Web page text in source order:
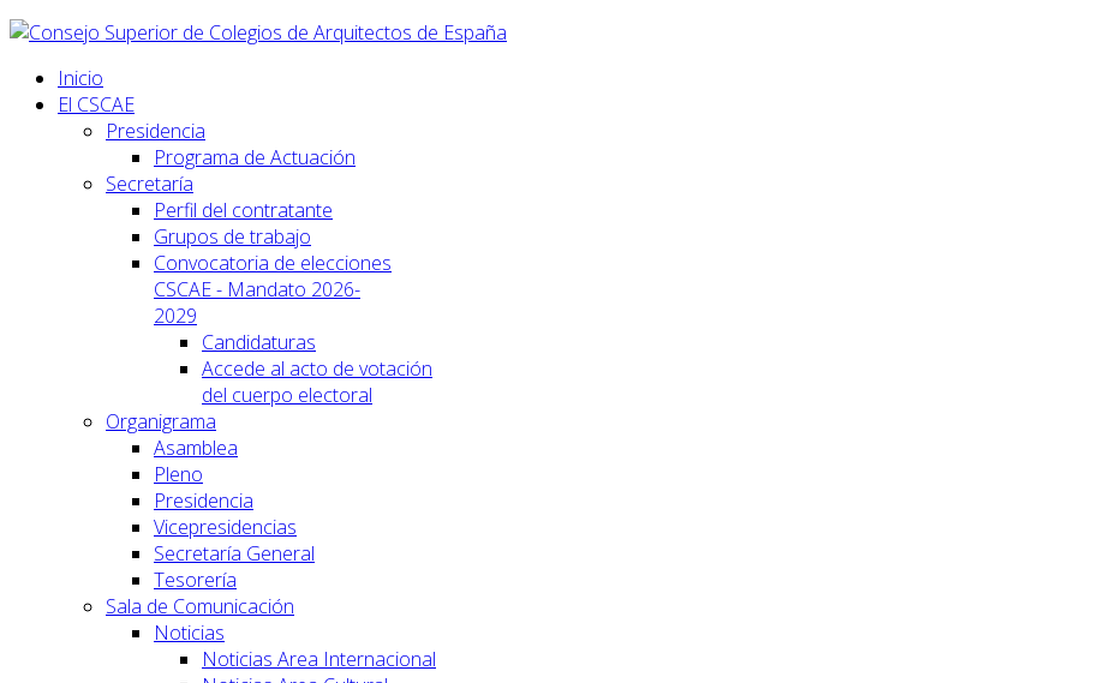
Inicio
El CSCAE
Presidencia
Programa de Actuación
Secretaría
Perfil del contratante
Grupos de trabajo
Convocatoria de elecciones
CSCAE - Mandato 2026-
2029
Candidaturas
Accede al acto de votación
del cuerpo electoral
Organigrama
Asamblea
Pleno
Presidencia
Vicepresidencias
Secretaría General
Tesorería
Sala de Comunicación
Noticias
Noticias Area Internacional